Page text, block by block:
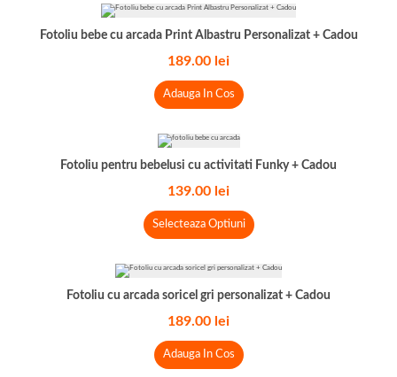
Fotoliu bebe cu arcada Print Albastru Personalizat + Cadou
189.00 lei
Adauga In Cos
Fotoliu pentru bebelusi cu activitati Funky + Cadou
139.00 lei
Selecteaza Optiuni
Fotoliu cu arcada soricel gri personalizat + Cadou
189.00 lei
Adauga In Cos